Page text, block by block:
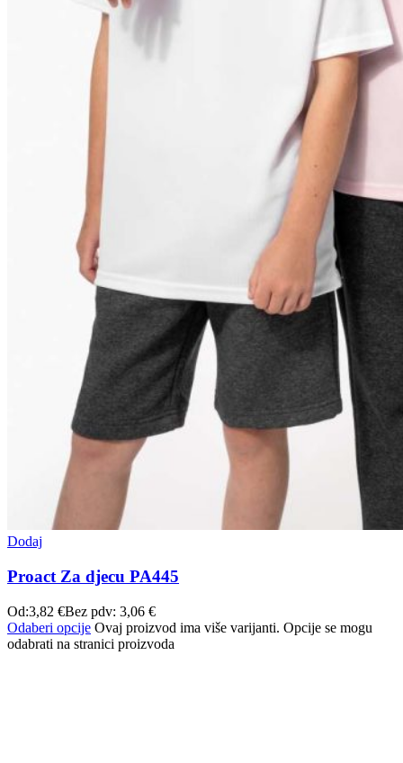
Dodaj
Proact Za djecu PA445
Od:3,82 €Bez pdv: 3,06 €
Odaberi opcije Ovaj proizvod ima više varijanti. Opcije se mogu
odabrati na stranici proizvoda